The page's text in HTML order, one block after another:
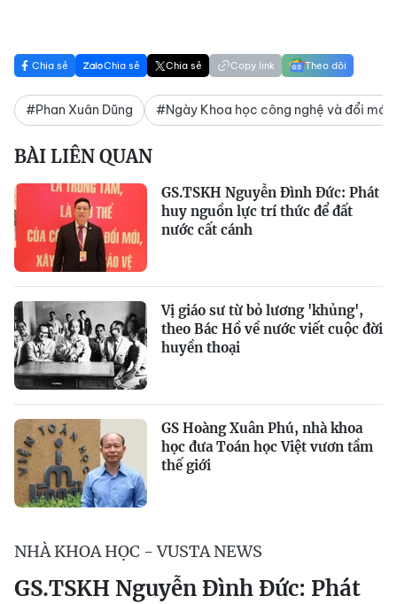
Chia sẻ Chia sẻ Chia sẻ Copy link Theo dõi
#Phan Xuân Dũng #Ngày Khoa học công nghệ và đổi mới
BÀI LIÊN QUAN
GS.TSKH Nguyễn Đình Đức: Phát
huy nguồn lực trí thức để đất
nước cất cánh
Vị giáo sư từ bỏ lương 'khủng',
theo Bác Hồ về nước viết cuộc đời
huyền thoại
GS Hoàng Xuân Phú, nhà khoa
học đưa Toán học Việt vươn tầm
thế giới
NHÀ KHOA HỌC - VUSTA NEWS
GS.TSKH Nguyễn Đình Đức: Phát